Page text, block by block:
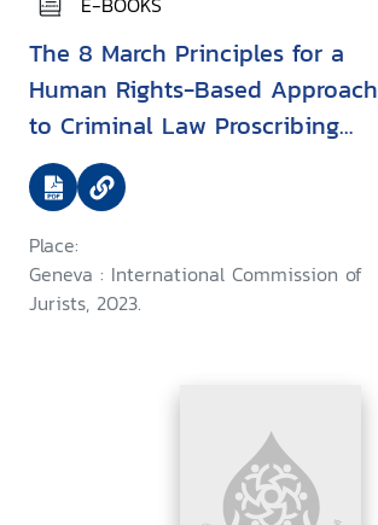
The 8 March Principles for a
Human Rights-Based Approach
to Criminal Law Proscribing
Conduct Associated with Sex,
Reproduction, Drug Use, HIV,
Homelessness and Poverty
Place:
Geneva : International Commission of
Jurists, 2023.